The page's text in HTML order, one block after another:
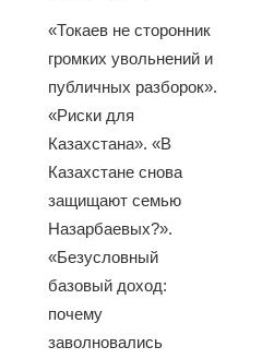
«Токаев не сторонник
громких увольнений и
публичных разборок».
«Риски для
Казахстана». «В
Казахстане снова
защищают семью
Назарбаевых?».
«Безусловный
базовый доход:
почему
заволновались